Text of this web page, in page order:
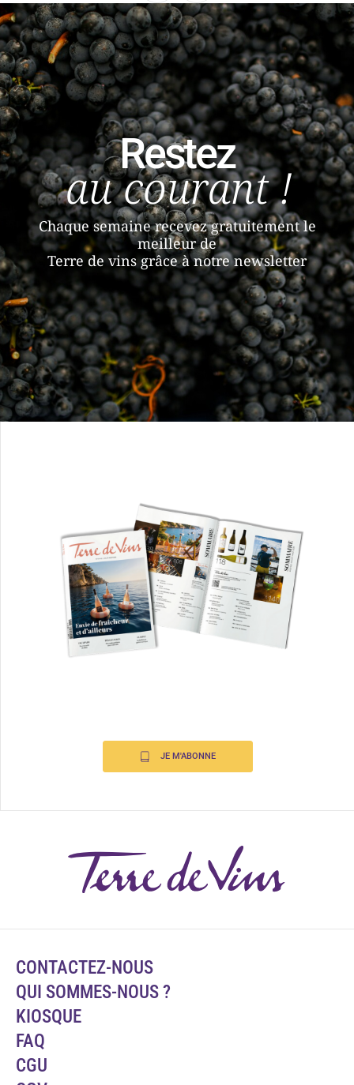
Restez
au courant !
Chaque semaine recevez gratuitement le
meilleur de
Terre de vins grâce à notre newsletter
JE M'ABONNE
CONTACTEZ-NOUS
QUI SOMMES-NOUS ?
KIOSQUE
FAQ
CGU